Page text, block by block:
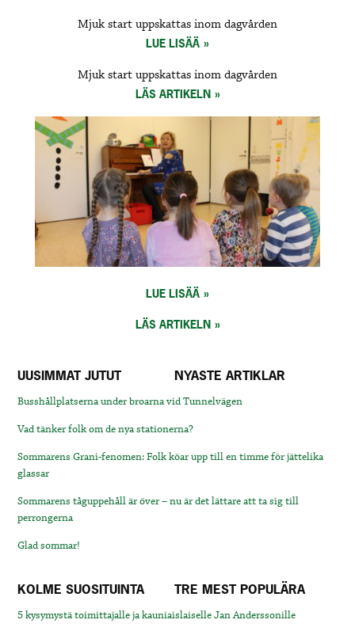
Mjuk start uppskattas inom dagvården
LUE LISÄÄ
Mjuk start uppskattas inom dagvården
LÄS ARTIKELN
LUE LISÄÄ
LÄS ARTIKELN
UUSIMMAT JUTUT NYASTE ARTIKLAR
Busshållplatserna under broarna vid Tunnelvägen
Vad tänker folk om de nya stationerna?
Sommarens Grani-fenomen: Folk köar upp till en timme för jättelika
glassar
Sommarens tåguppehåll är över – nu är det lättare att ta sig till
perrongerna
Glad sommar!
KOLME SUOSITUINTA TRE MEST POPULÄRA
5 kysymystä toimittajalle ja kauniaislaiselle Jan Anderssonille